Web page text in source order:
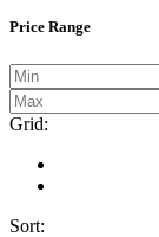
Price Range
Grid:
Sort: